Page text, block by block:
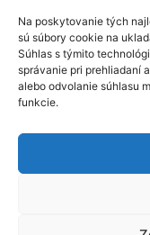
Na poskytovanie tých
sú súbory cookie na
Súhlas s týmito
správanie pri prehliadaní
alebo odvolanie súhlasu
funkcie.
Podporované platby:
doručenia: